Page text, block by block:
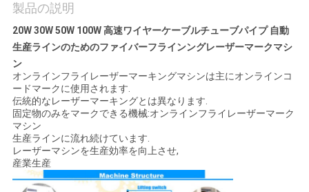
ュ
ー
ス
解
決
策
製品の説明
20W 30W 50W 100W 高速ワイヤーケーブルチューブパイプ 自動
生産ラインのためのファイバーフラインングレーザーマークマシ
ン
オンラインフライレーザーマーキングマシンは主にオンラインコ
ードマークに使用されます.
伝統的なレーザーマーキングとは異なります.
固定物のみをマークできる機械:オンラインフライレーザーマーク
マシン
生産ラインに流れ続けています.
レーザーマシンを生産効率を向上させ,
産業生産